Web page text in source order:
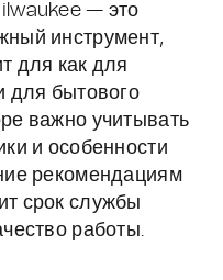
— это
инструмент,
для как для
для бытового
важно учитывать
и особенности
рекомендациям
срок службы
работы.